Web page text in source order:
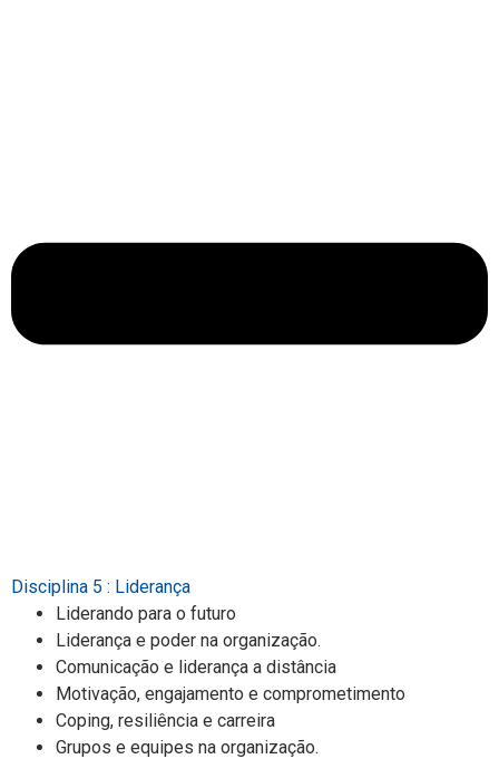
Disciplina 5 : Liderança
Liderando para o futuro
Liderança e poder na organização.
Comunicação e liderança a distância
Motivação, engajamento e comprometimento
Coping, resiliência e carreira
Grupos e equipes na organização.